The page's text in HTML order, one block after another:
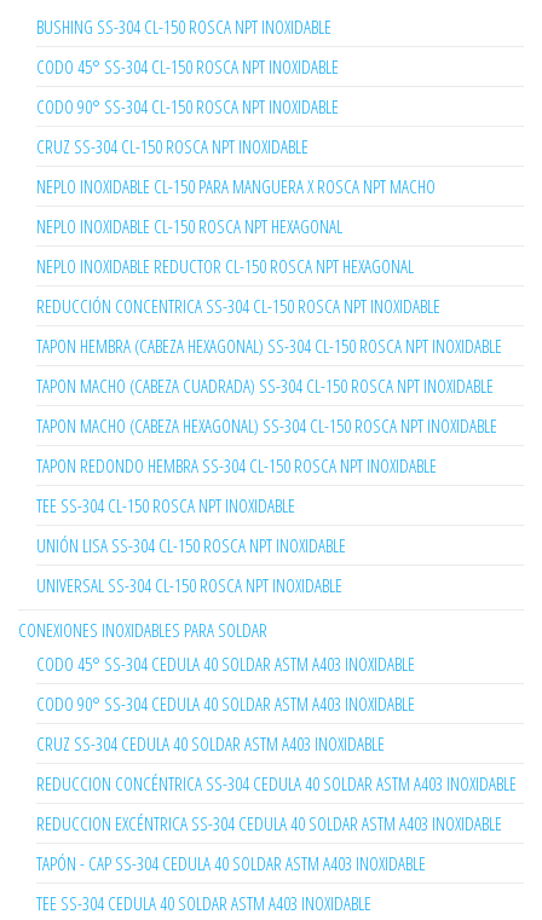
BUSHING SS-304 CL-150 ROSCA NPT INOXIDABLE
CODO 45° SS-304 CL-150 ROSCA NPT INOXIDABLE
CODO 90° SS-304 CL-150 ROSCA NPT INOXIDABLE
CRUZ SS-304 CL-150 ROSCA NPT INOXIDABLE
NEPLO INOXIDABLE CL-150 PARA MANGUERA X ROSCA NPT MACHO
NEPLO INOXIDABLE CL-150 ROSCA NPT HEXAGONAL
NEPLO INOXIDABLE REDUCTOR CL-150 ROSCA NPT HEXAGONAL
REDUCCIÓN CONCENTRICA SS-304 CL-150 ROSCA NPT INOXIDABLE
TAPON HEMBRA (CABEZA HEXAGONAL) SS-304 CL-150 ROSCA NPT INOXIDABLE
TAPON MACHO (CABEZA CUADRADA) SS-304 CL-150 ROSCA NPT INOXIDABLE
TAPON MACHO (CABEZA HEXAGONAL) SS-304 CL-150 ROSCA NPT INOXIDABLE
TAPON REDONDO HEMBRA SS-304 CL-150 ROSCA NPT INOXIDABLE
TEE SS-304 CL-150 ROSCA NPT INOXIDABLE
UNIÓN LISA SS-304 CL-150 ROSCA NPT INOXIDABLE
UNIVERSAL SS-304 CL-150 ROSCA NPT INOXIDABLE
CONEXIONES INOXIDABLES PARA SOLDAR
CODO 45° SS-304 CEDULA 40 SOLDAR ASTM A403 INOXIDABLE
CODO 90° SS-304 CEDULA 40 SOLDAR ASTM A403 INOXIDABLE
CRUZ SS-304 CEDULA 40 SOLDAR ASTM A403 INOXIDABLE
REDUCCION CONCÉNTRICA SS-304 CEDULA 40 SOLDAR ASTM A403 INOXIDABLE
REDUCCION EXCÉNTRICA SS-304 CEDULA 40 SOLDAR ASTM A403 INOXIDABLE
TAPÓN - CAP SS-304 CEDULA 40 SOLDAR ASTM A403 INOXIDABLE
TEE SS-304 CEDULA 40 SOLDAR ASTM A403 INOXIDABLE